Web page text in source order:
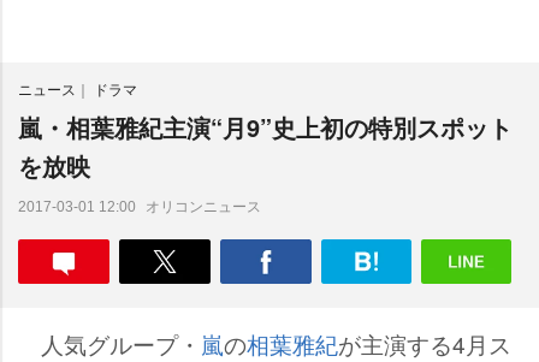
ニュース ドラマ
嵐・相葉雅紀主演“月9”史上初の特別スポット
を放映
2017-03-01 12:00 オリコンニュース
人気グループ・ 嵐の相葉雅紀が主演する4月ス